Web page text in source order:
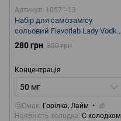
Артикул: 10571-13
Набір для самозамісу
сольовий Flavorlab Lady Vodka
Lime 30 ml 50 mg
280 грн 350 грн
Концентрація
50 мг
🤔Смак Горілка, Лайм
🧊
Наявність холодка С холодком